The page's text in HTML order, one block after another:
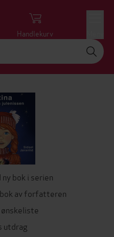
Handlekurv
bok i serien
av forfatteren
utdrag